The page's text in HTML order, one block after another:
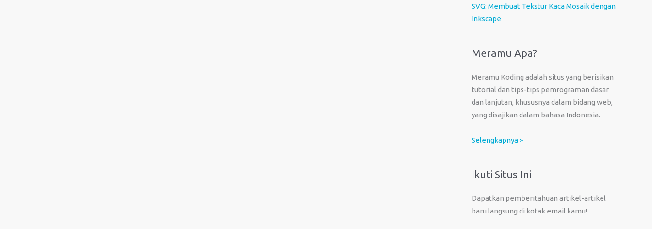
SVG: Membuat Tekstur Kaca Mosaik dengan
Inkscape
Meramu Apa?
Meramu Koding adalah situs yang berisikan
tutorial dan tips-tips pemrograman dasar
dan lanjutan, khususnya dalam bidang web,
yang disajikan dalam bahasa Indonesia.
Selengkapnya »
Ikuti Situs Ini
Dapatkan pemberitahuan artikel-artikel
baru langsung di kotak email kamu!